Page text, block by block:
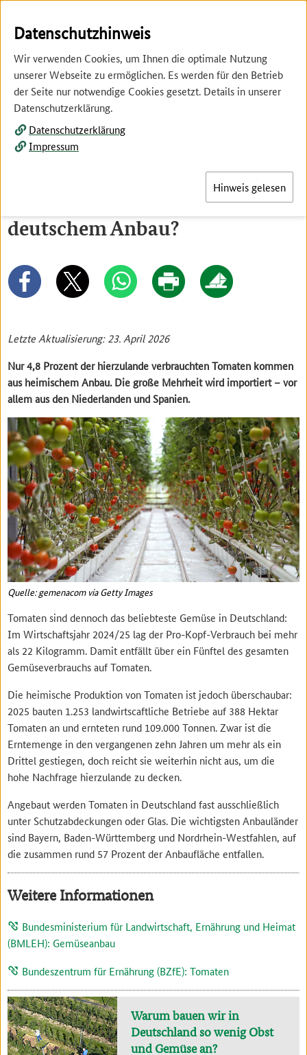
Springe
Hauptnavigation
Springe
Inhalt
Wie viele Tomaten stammen aus
deutschem Anbau?
Letzte Aktualisierung: 23. April 2026
Nur 4,8 Prozent der hierzulande verbrauchten Tomaten kommen
aus heimischem Anbau. Die große Mehrheit wird importiert – vor
allem aus den Niederlanden und Spanien.
Quelle: gemenacom via Getty Images
Tomaten sind dennoch das beliebteste Gemüse in Deutschland:
Im Wirtschaftsjahr 2024/25 lag der Pro-Kopf-Verbrauch bei mehr
als 22 Kilogramm. Damit entfällt über ein Fünftel des gesamten
Gemüseverbrauchs auf Tomaten.
Die heimische Produktion von Tomaten ist jedoch überschaubar:
2025 bauten 1.253 landwirtscaftliche Betriebe auf 388 Hektar
Tomaten an und ernteten rund 109.000 Tonnen. Zwar ist die
Erntemenge in den vergangenen zehn Jahren um mehr als ein
Drittel gestiegen, doch reicht sie weiterhin nicht aus, um die
hohe Nachfrage hierzulande zu decken.
Angebaut werden Tomaten in Deutschland fast ausschließlich
unter Schutzabdeckungen oder Glas. Die wichtigsten Anbauländer
sind Bayern, Baden-Württemberg und Nordrhein-Westfahlen, auf
die zusammen rund 57 Prozent der Anbaufläche entfallen.
Weitere Informationen
Bundesministerium für Landwirtschaft, Ernährung und Heimat
(BMLEH): Gemüseanbau
Bundeszentrum für Ernährung (BZfE): Tomaten
Warum bauen wir in
Deutschland so wenig Obst
und Gemüse an?
Datenschutzhinweis
Wir verwenden Cookies, um Ihnen die optimale Nutzung
unserer Webseite zu ermöglichen. Es werden für den Betrieb
der Seite nur notwendige Cookies gesetzt. Details in unserer
Datenschutzerklärung.
Datenschutzerklärung
Impressum
Hinweis gelesen